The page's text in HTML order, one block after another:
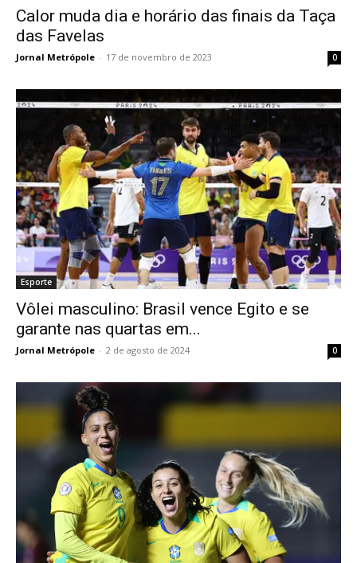
Calor muda dia e horário das finais da Taça
das Favelas
Jornal Metrópole - 17 de novembro de 2023 0
Esporte
Vôlei masculino: Brasil vence Egito e se
garante nas quartas em...
Jornal Metrópole - 2 de agosto de 2024 0